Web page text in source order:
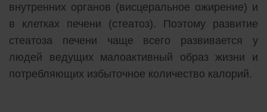
внутренних органов (висцеральное ожирение) и
в клетках печени (стеатоз). Поэтому развитие
стеатоза печени чаще всего развивается у
людей ведущих малоактивный образ жизни и
потребляющих избыточное количество калорий.